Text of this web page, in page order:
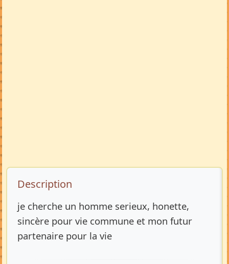
Description de l’annonce
Description
je cherche un homme serieux, honette,
sincère pour vie commune et mon futur
partenaire pour la vie